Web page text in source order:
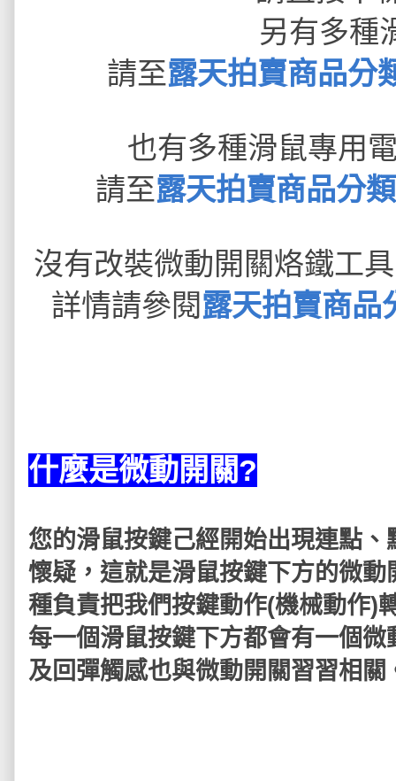
另有多種
請至露天拍賣商品分
也有多種滑鼠專用
請至露天拍賣商品分
沒有改裝微動開關烙鐵工
詳情請參閱露天拍賣商品
什麼是微動開關?
您的滑鼠按鍵己經開始出現連點
懷疑，這就是滑鼠按鍵下方的微
種負責把我們按鍵動作(機械動作)
每一個滑鼠按鍵下方都會有一個
及回彈觸感也與微動開關習習相關